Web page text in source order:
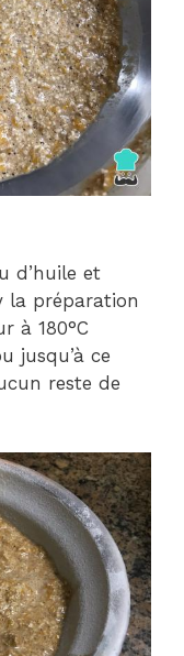
d’huile et
la préparation
à 180°C
jusqu’à ce
reste de